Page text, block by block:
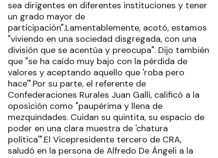
sea dirigentes en diferentes instituciones y tener
un grado mayor de
participación".Lamentablemente, acotó, estamos
"viviendo en una sociedad disgregada, con una
división que se acentúa y preocupa". Dijo también
que "se ha caído muy bajo con la pérdida de
valores y aceptando aquello que 'roba pero
hace'".Por su parte, el referente de
Confederaciones Rurales Juan Galli, calificó a la
oposición como "paupérima y llena de
mezquindades. Cuidan su quintita, su espacio de
poder en una clara muestra de 'chatura
política'".El Vicepresidente tercero de CRA,
saludó en la persona de Alfredo De Ángeli a la